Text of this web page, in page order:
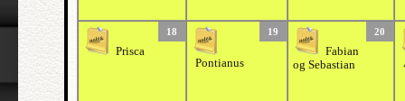
18
Prisca
19
Pontianus
20
Fabian
og Sebastian